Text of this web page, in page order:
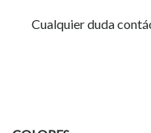
Cualquier duda